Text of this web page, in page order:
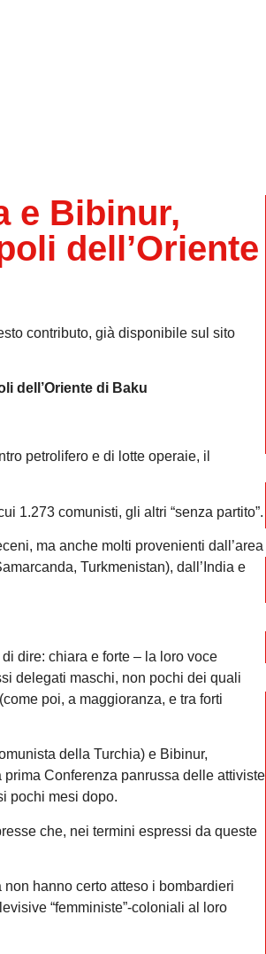
e Bibinur,
dell’Oriente
contributo, già disponibile sul sito
dell’Oriente di Baku
petrolifero e di lotte operaie, il
1.273 comunisti, gli altri “senza partito”.
ma anche molti provenienti dall’area
Turkmenistan), dall’India e
dire: chiara e forte – la loro voce
delegati maschi, non pochi dei quali
poi, a maggioranza, e tra forti
della Turchia) e Bibinur,
Conferenza panrussa delle attiviste
pochi mesi dopo.
che, nei termini espressi da queste
hanno certo atteso i bombardieri
“femministe”-coloniali al loro